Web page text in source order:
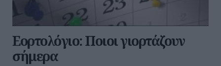
Εορτολόγιο: Ποιοι γιορτάζουν
σήμερα